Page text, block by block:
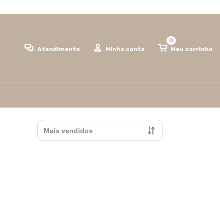
Atendimento Minha conta Meu carrinho
0